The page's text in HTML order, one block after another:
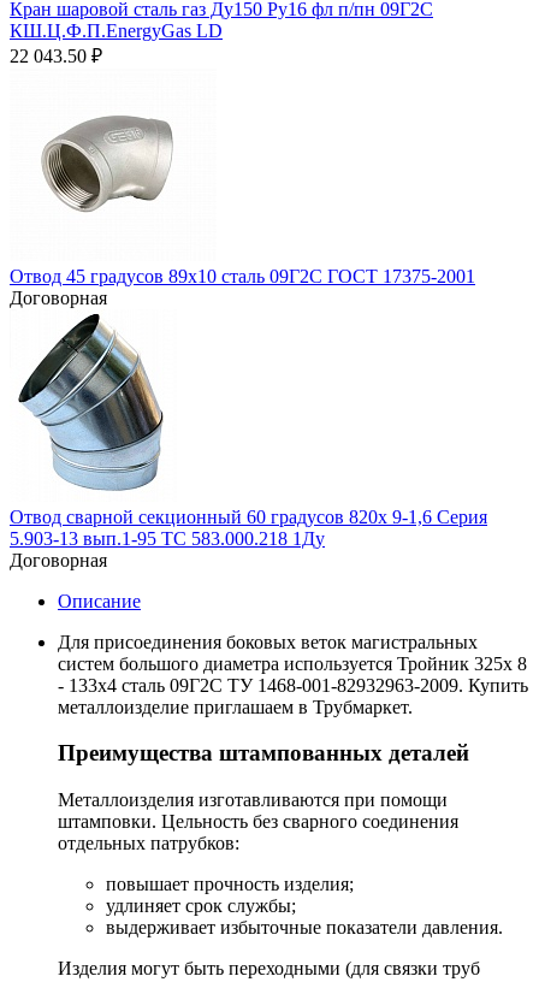
Кран шаровой сталь газ Ду150 Ру16 фл п/пн 09Г2С
КШ.Ц.Ф.П.EnergyGas LD
22 043.50 ₽
Отвод 45 градусов 89х10 сталь 09Г2С ГОСТ 17375-2001
Договорная
Отвод сварной секционный 60 градусов 820х 9-1,6 Серия
5.903-13 вып.1-95 ТС 583.000.218 1Ду
Договорная
Описание
Для присоединения боковых веток магистральных
систем большого диаметра используется Тройник 325х 8
- 133х4 сталь 09Г2С ТУ 1468-001-82932963-2009. Купить
металлоизделие приглашаем в Трубмаркет.
Преимущества штампованных деталей
Металлоизделия изготавливаются при помощи
штамповки. Цельность без сварного соединения
отдельных патрубков:
повышает прочность изделия;
удлиняет срок службы;
выдерживает избыточные показатели давления.
Изделия могут быть переходными (для связки труб